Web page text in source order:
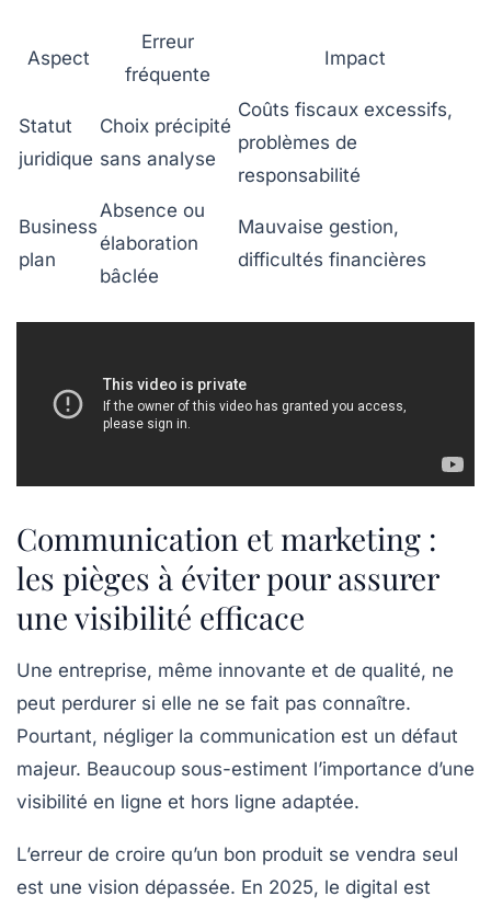
Aspect
Erreur
fréquente
Impact
Statut
juridique
Choix précipité
sans analyse
Coûts fiscaux excessifs,
problèmes de
responsabilité
Business
plan
Absence ou
élaboration
bâclée
Mauvaise gestion,
difficultés financières
Communication et marketing :
les pièges à éviter pour assurer
une visibilité efficace
Une entreprise, même innovante et de qualité, ne
peut perdurer si elle ne se fait pas connaître.
Pourtant, négliger la communication est un défaut
majeur. Beaucoup sous-estiment l’importance d’une
visibilité en ligne et hors ligne adaptée.
L’erreur de croire qu’un bon produit se vendra seul
est une vision dépassée. En 2025, le digital est